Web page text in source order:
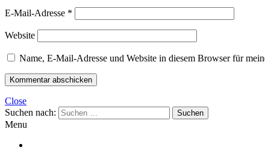
E-Mail-Adresse *
Website
Name, E-Mail-Adresse und Website in diesem Browser für
Close
Suchen nach:
Menu